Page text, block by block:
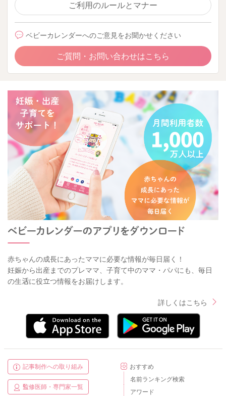
ご利用のルールとマナー
ベビーカレンダーへのご意見をお聞かせください
ご質問・お問い合わせはこちら
赤ちゃんの成長にあったママに必要な情報が毎日届く！
妊娠から出産までのプレママ、子育て中のママ・パパにも、毎日
の生活に役立つ情報をお届けします。
詳しくはこちら
記事制作への取り組み
監修医師・専門家一覧
おすすめ
名前ランキング検索
アワード